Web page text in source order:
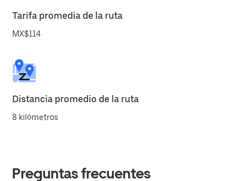
Tarifa promedia de la ruta
MX$114
Distancia promedio de la ruta
8 kilómetros
Preguntas frecuentes